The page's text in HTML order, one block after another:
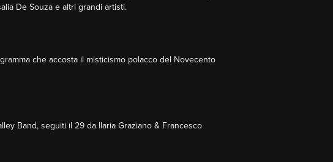
De Souza e altri grandi artisti.
che accosta il misticismo polacco del Novecento
Band, seguiti il 29 da Ilaria Graziano & Francesco